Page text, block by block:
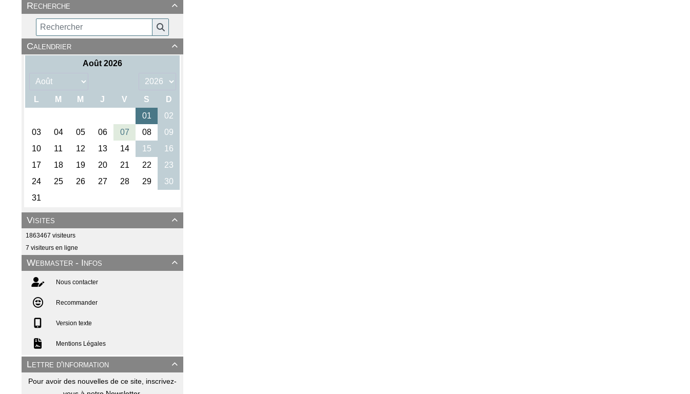

Recherche

Calendrier

Visites
1863467 visiteurs
7 visiteurs en ligne

Webmaster - Infos
Nous contacter
Recommander
Version texte
Mentions Légales

Lettre d'information
Pour avoir des nouvelles de ce site, inscrivez-